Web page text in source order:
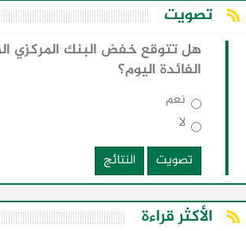
تصويت
هل تتوقع خفض البنك المركزي
الفائدة اليوم؟
نعم
لا
تصويت
النتائج
الأكثر قراءة